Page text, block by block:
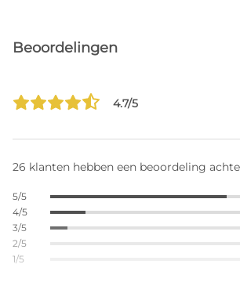
Beoordelingen
4.7/5
26 klanten hebben een beoordeling
5/5
4/5
3/5
2/5
1/5